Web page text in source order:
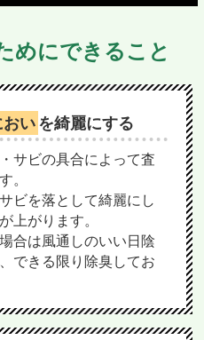
めにできること
おい を綺麗にする
サビの具合によって査
。
ビを落として綺麗にし
上がります。
合は風通しのいい日陰
できる限り除臭してお